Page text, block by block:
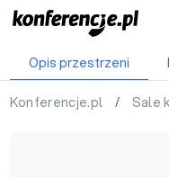
Opis przestrzeni
Konferencje.pl / Sale